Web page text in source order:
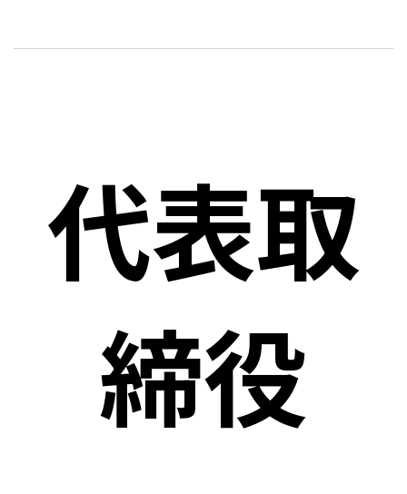
代表取
締役